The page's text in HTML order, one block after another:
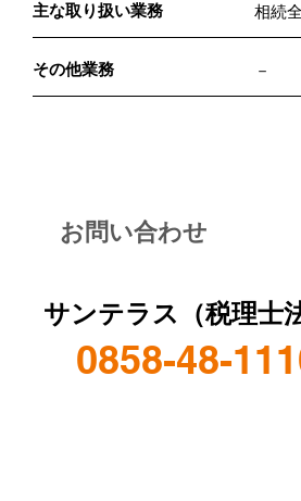
主な取り扱い業務 相続
その他業務 －
お問い合わせ
サンテラス（税理士
0858-48-